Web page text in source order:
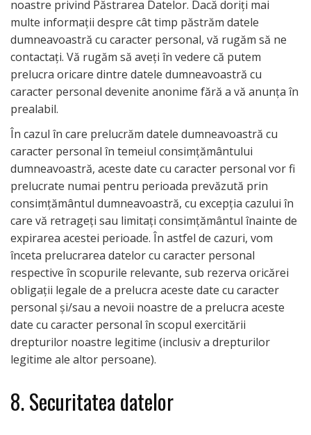
noastre privind Păstrarea Datelor. Dacă doriți mai
multe informații despre cât timp păstrăm datele
dumneavoastră cu caracter personal, vă rugăm să ne
contactați. Vă rugăm să aveţi în vedere că putem
prelucra oricare dintre datele dumneavoastră cu
caracter personal devenite anonime fără a vă anunța în
prealabil.
În cazul în care prelucrăm datele dumneavoastră cu
caracter personal în temeiul consimțământului
dumneavoastră, aceste date cu caracter personal vor fi
prelucrate numai pentru perioada prevăzută prin
consimțământul dumneavoastră, cu excepția cazului în
care vă retrageți sau limitați consimțământul înainte de
expirarea acestei perioade. În astfel de cazuri, vom
înceta prelucrarea datelor cu caracter personal
respective în scopurile relevante, sub rezerva oricărei
obligații legale de a prelucra aceste date cu caracter
personal și/sau a nevoii noastre de a prelucra aceste
date cu caracter personal în scopul exercitării
drepturilor noastre legitime (inclusiv a drepturilor
legitime ale altor persoane).
8. Securitatea datelor